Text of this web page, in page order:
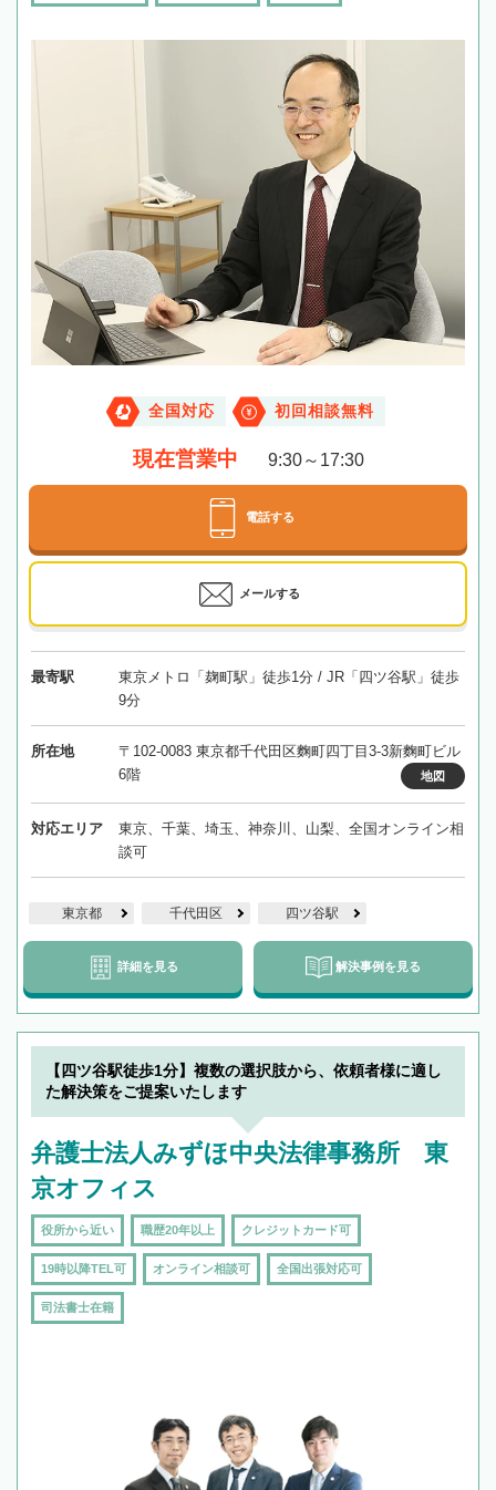
全国対応 初回相談無料
現在営業中 9:30～17:30
電話する
メールする
最寄駅
東京メトロ「麹町駅」徒歩1分 / JR「四ツ谷駅」徒歩
9分
所在地
〒102-0083 東京都千代田区麴町四丁目3-3新麴町ビル
6階
地図
対応エリア
東京、千葉、埼玉、神奈川、山梨、全国オンライン相
談可
東京都 千代田区 四ツ谷駅
詳細を見る 解決事例を見る
【四ツ谷駅徒歩1分】複数の選択肢から、依頼者様に適し
た解決策をご提案いたします
弁護士法人みずほ中央法律事務所 東
京オフィス
役所から近い 職歴20年以上 クレジットカード可
19時以降TEL可 オンライン相談可 全国出張対応可
司法書士在籍